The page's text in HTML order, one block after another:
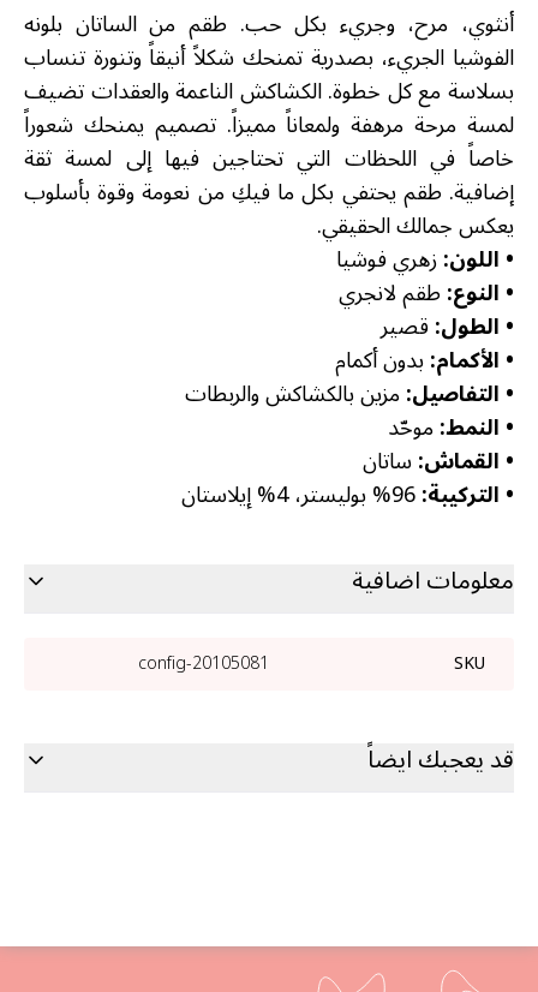
أنثوي، مرح، وجريء بكل حب. طقم من الساتان بلونه
الفوشيا الجريء، بصدرية تمنحك شكلاً أنيقاً وتنورة تنساب
بسلاسة مع كل خطوة. الكشاكش الناعمة والعقدات تضيف
لمسة مرحة مرهفة ولمعاناً مميزاً. تصميم يمنحك شعوراً
خاصاً في اللحظات التي تحتاجين فيها إلى لمسة ثقة
إضافية. طقم يحتفي بكل ما فيكِ من نعومة وقوة بأسلوب
يعكس جمالك الحقيقي.
•اللون:زهري فوشيا
•النوع:طقم لانجري
•الطول:قصير
•الأكمام:بدون أكمام
•التفاصيل:مزين بالكشاكش والربطات
•النمط:موحّد
•القماش:ساتان
•التركيبة:
معلومات اضافية
SKU
20105081-config
قد يعجبك ايضاً